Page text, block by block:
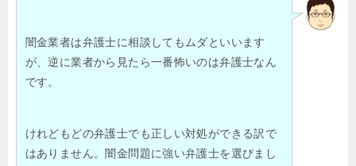
闇金業者は弁護士に相談してもムダといいます
が、逆に業者から見たら一番怖いのは弁護士なん
です。
けれどもどの弁護士でも正しい対処ができる訳で
はありません。闇金問題に強い弁護士を選びまし